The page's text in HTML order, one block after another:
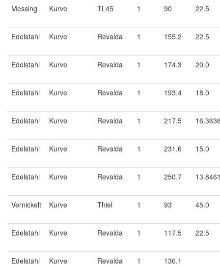
Messing Kurve TL45 1 90 22.5
Edelstahl Kurve Revalda 1 155.2 22.5
Edelstahl Kurve Revalda 1 174.3 20.0
Edelstahl Kurve Revalda 1 193.4 18.0
Edelstahl Kurve Revalda 1 217.5
Edelstahl Kurve Revalda 1 231.6 15.0
Edelstahl Kurve Revalda 1 250.7
Vernickelt Kurve Thiel 1 93 45.0
Edelstahl Kurve Revalda 1 117.5 22.5
Edelstahl Kurve Revalda 1 136.1